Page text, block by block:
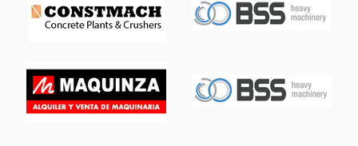
orugas de caucho, pala estándar, === ESPECIFICACIONES
PRINCIPALES === Año de fabricación: 2026 Horas de
4.150 mm Capacidad de cucharón: Bajo consulta / según
cucharón Fabricante del motor: Yanmar / 3TNV76 Potencia
del motor: 13,8 kW Propulsión: Diésel Tipo: Excavadora de